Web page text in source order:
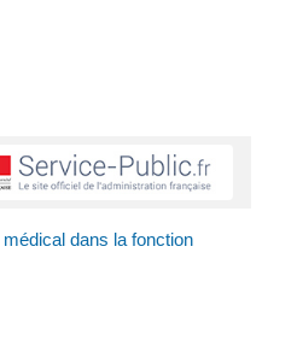
dans la fonction